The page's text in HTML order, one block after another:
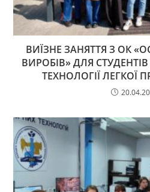
ВИЇЗНЕ ЗАНЯТТЯ З ОК
ВИРОБІВ» ДЛЯ
ТЕХНОЛОГІЇ ЛЕГКОЇ